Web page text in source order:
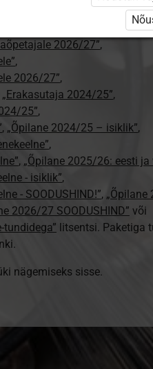
2026/27”
2026/27”,
,
2026/27”,
„Erakasutaja 2024/25”,
25”,
, „Õpilane 2024/25 – isiklik”,
,
, „Õpilane 2025/26: eesti ja
- isiklik”,
- SOODUSHIND!”, „Õpilane
2026/27 SOODUSHIND” või
litsentsi. Paketiga
nägemiseks sisse.